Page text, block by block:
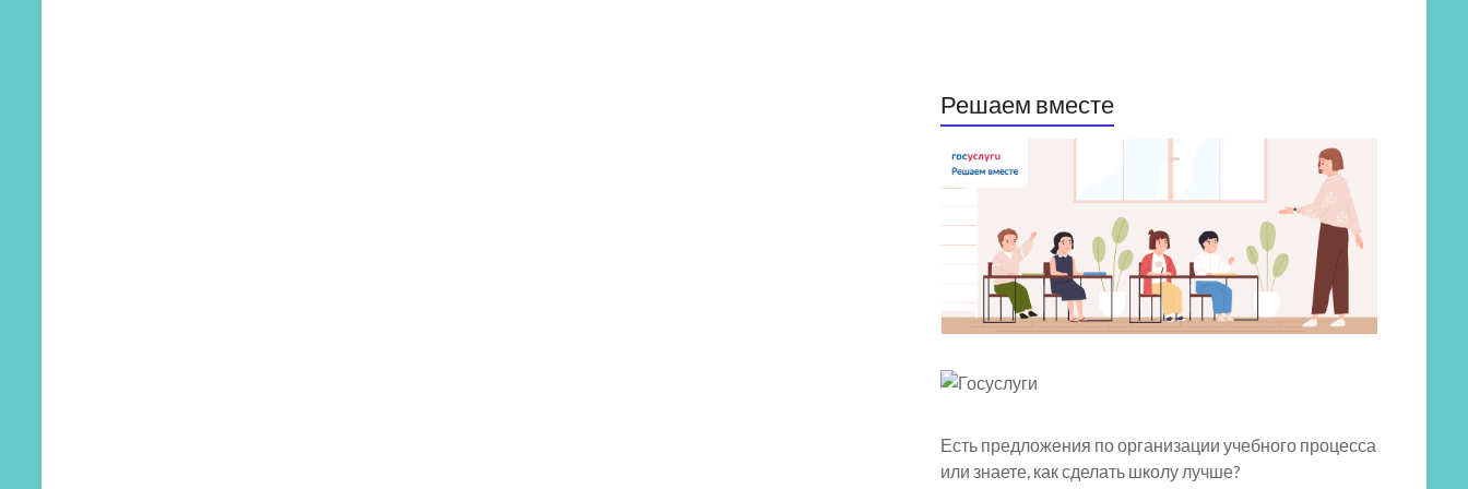
Решаем вместе
Есть предложения по организации учебного процесса
или знаете, как сделать школу лучше?